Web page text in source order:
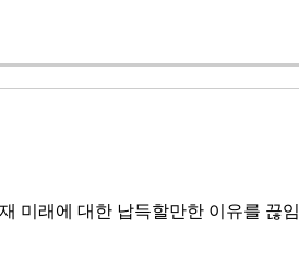
미래에 대한 납득할만한 이유를 끊임